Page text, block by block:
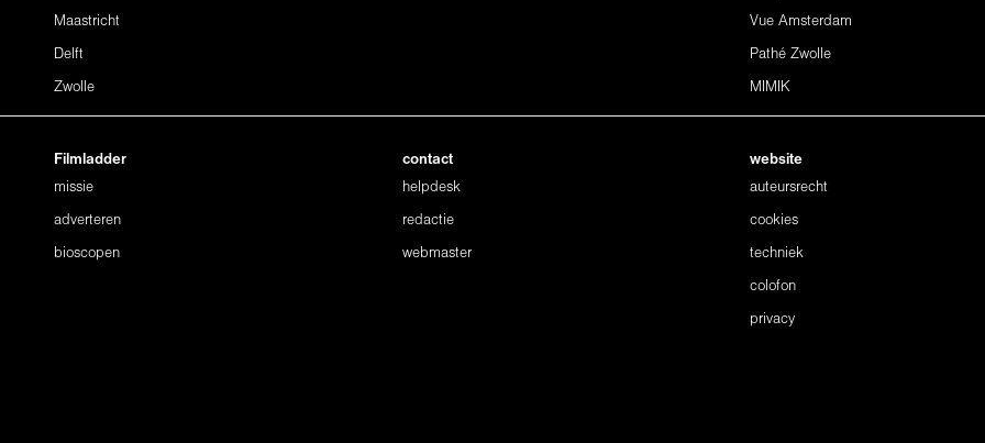
Maastricht
Delft
Zwolle
Vue Amsterdam
Pathé Zwolle
MIMIK
Filmladder
missie
adverteren
bioscopen
contact
helpdesk
redactie
webmaster
website
auteursrecht
cookies
techniek
colofon
privacy